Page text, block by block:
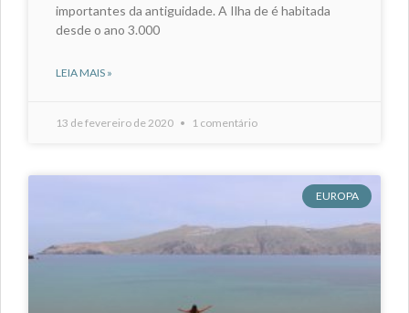
importantes da antiguidade. A Ilha de é habitada
desde o ano 3.000
LEIA MAIS »
13 de fevereiro de 2020 1 comentário
EUROPA